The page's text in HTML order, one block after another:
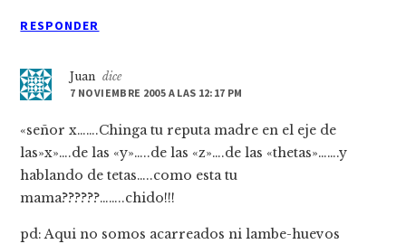
RESPONDER
Juan dice
7 NOVIEMBRE 2005 A LAS 12:17 PM
«señor x…….Chinga tu reputa madre en el eje de
las»x»….de las «y»…..de las «z»….de las «thetas»…….y
hablando de tetas…..como esta tu
mama??????……..chido!!!
pd: Aqui no somos acarreados ni lambe-huevos